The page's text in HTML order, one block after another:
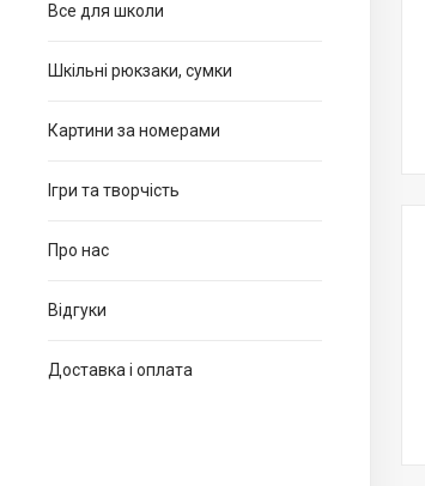
Все для школи
Шкільні рюкзаки, сумки
Картини за номерами
Ігри та творчість
Про нас
Відгуки
Доставка і оплата